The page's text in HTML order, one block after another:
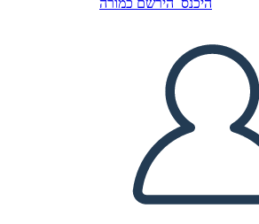
היכנס הירשם כמורה
Persona Info-3